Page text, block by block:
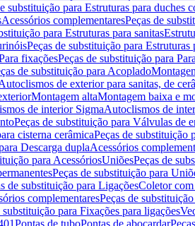
substituição para Estruturas para duches
Acessórios complementaresPeças de
para Estruturas para sanitas
Peças de substituição para Estruturas
fixaçõesPeças de substituição para
de substituição para Acoplado
de exterior para sanitas, de
Montagem altaMontagem baixa e
de interior SigmaAutoclismos de
Peças de substituição para Válvulas de
cisterna cerâmicaPeças de substituição
Descarga duplaAcessórios
para AcessóriosUniõesPeças de
Peças de substituição para
de substituição para LigaçõesColetor
complementaresPeças de
substituição para Fixações para ligações
Pontas de tuboPontas de abocardar